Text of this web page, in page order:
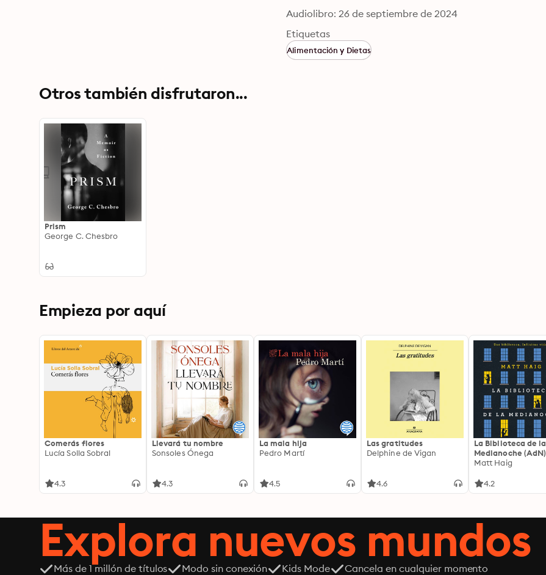
Audiolibro: 26 de septiembre de 2024
Etiquetas
Alimentación y Dietas
Otros también disfrutaron...
Prism
George C. Chesbro
Empieza por aquí
Comerás flores
Lucía Solla Sobral
4.3
Llevará tu nombre
Sonsoles Ónega
4.3
La mala hija
Pedro Martí
4.5
Las gratitudes
Delphine de Vigan
4.6
La Biblioteca de la
Medianoche (AdN)
Matt Haig
4.2
Explora nuevos mundos
Más de 1 millón de títulos Modo sin conexión Kids Mode Cancela en cualquier momento